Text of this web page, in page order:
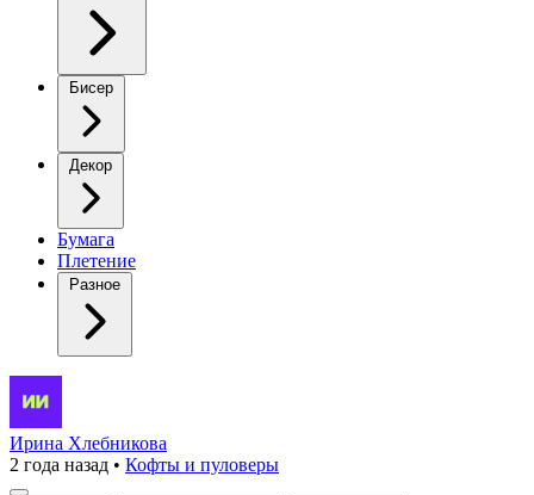
Бисер
Декор
Бумага
Плетение
Разное
Элегантная
вязаная
кофта
Ирина Хлебникова
2 года назад • Кофты и пуловеры